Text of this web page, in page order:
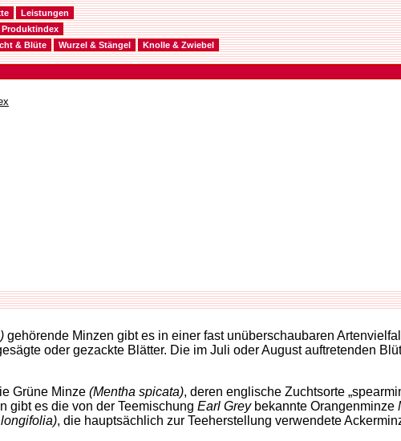
Leistungen
Produktindex
& Blüte Wurzel & Stängel Knolle & Zwiebel
gehörende Minzen gibt es in einer fast unüberschaubaren
oder gezackte Blätter. Die im Juli oder August auftretenden
Grüne Minze (Mentha spicata), deren englische Zuchtsorte
gibt es die von der Teemischung Earl Greybekannte Orangenminze
, die hauptsächlich zur Teeherstellung verwendete